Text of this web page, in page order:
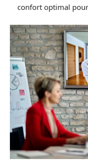
confort optimal